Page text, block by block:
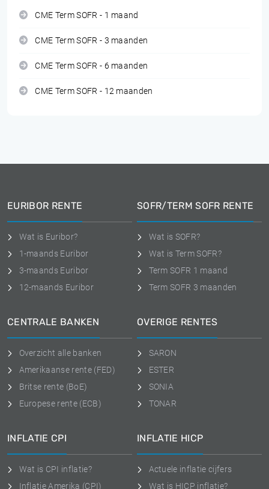
CME Term SOFR - 1 maand
CME Term SOFR - 3 maanden
CME Term SOFR - 6 maanden
CME Term SOFR - 12 maanden
EURIBOR RENTE
Wat is Euribor?
1-maands Euribor
3-maands Euribor
12-maands Euribor
SOFR/TERM SOFR RENTE
Wat is SOFR?
Wat is Term SOFR?
Term SOFR 1 maand
Term SOFR 3 maanden
CENTRALE BANKEN
Overzicht alle banken
Amerikaanse rente (FED)
Britse rente (BoE)
Europese rente (ECB)
OVERIGE RENTES
SARON
ESTER
SONIA
TONAR
INFLATIE CPI
Wat is CPI inflatie?
Inflatie Amerika (CPI)
INFLATIE HICP
Actuele inflatie cijfers
Wat is HICP inflatie?